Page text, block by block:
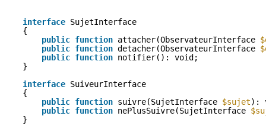
interface SujetInterface
{
public function attacher(ObservateurInterface
public function detacher(ObservateurInterface
public function notifier(): void;
}
interface SuiveurInterface
{
public function suivre(SujetInterface $sujet):
public function nePlusSuivre(SujetInterface
}